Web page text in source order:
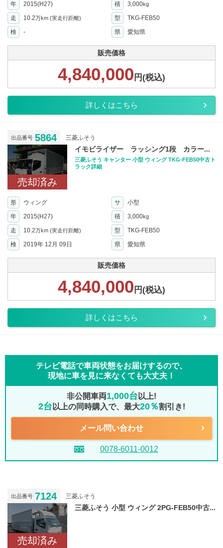
年
2015(H27) 積 3,000kg
走 10.2万km (実走行距離) 型
TKG-FEB50
検
- 県 愛知県
販売価格
4,840,000 円(税込)
詳しくはこちら
出品番号 5864 三菱ふそう
売却済み
イモビライザー ラッシング1段 カラー...
三菱ふそう キャンター 小型 ウィング TKG-FEB50中古ト
ラック詳細
形 ウィング サ
小型
年
2015(H27) 積 3,000kg
走 10.2万km (実走行距離) 型
TKG-FEB50
検
2019年 12月 09日 県 愛知県
販売価格
4,840,000 円(税込)
詳しくはこちら
テレビ電話で車両状態をお届けするので、
現地に車を見に来なくても大丈夫！
非公開車両1,000台 以上!
2台 以上の同時購入で、最大20％割引き!
メール問い合わせ
0078-6011-0012
出品番号 7124 三菱ふそう
売却済み
三菱ふそう 小型 ウィング 2PG-FEB50中古...